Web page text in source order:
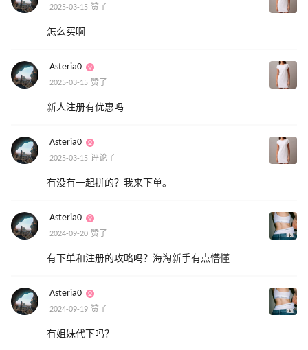
2025-03-15 赞了
怎么买啊
Asteria0
2025-03-15 赞了
新人注册有优惠吗
Asteria0
2025-03-15 评论了
有没有一起拼的？我来下单。
Asteria0
2024-09-20 赞了
有下单和注册的攻略吗？海淘新手有点懵懂
Asteria0
2024-09-19 赞了
有姐妹代下吗？